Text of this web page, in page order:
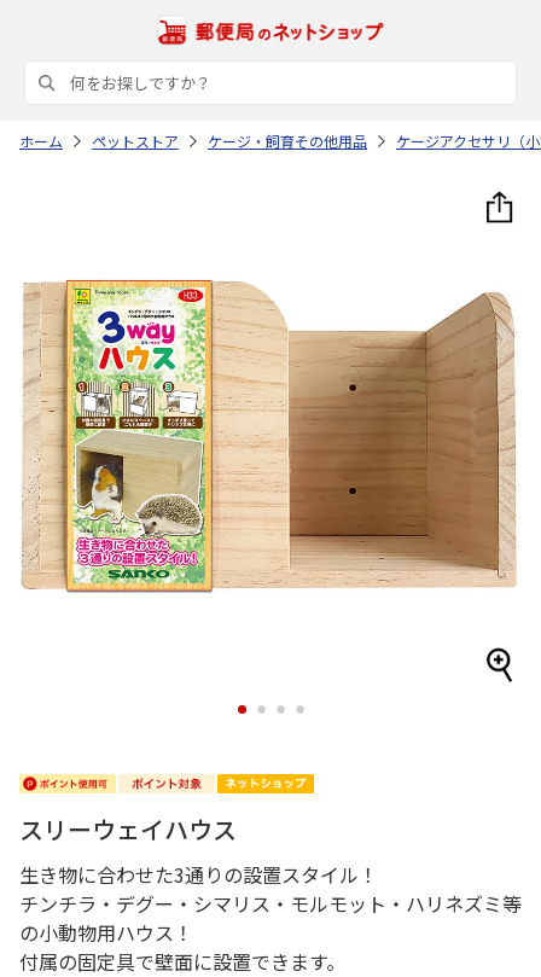
ホーム ペットストア ケージ・飼育その他用品 ケージアクセサリ（
1 2 3 4
スリーウェイハウス
生き物に合わせた3通りの設置スタイル！
チンチラ・デグー・シマリス・モルモット・ハリネズミ等
の小動物用ハウス！
付属の固定具で壁面に設置できます。